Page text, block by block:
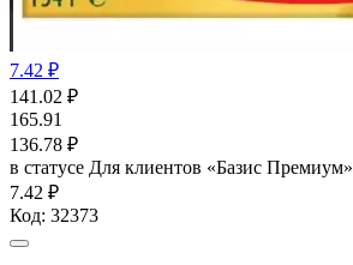
7.42 ₽
141.02 ₽
165.91
136.78 ₽
в статусе Для клиентов «Базис Премиум»
7.42 ₽
Код: 32373